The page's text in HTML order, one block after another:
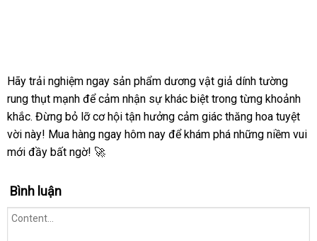
thụt
mạnh
dính
tường,
chân
thực,
thích
Hãy trải nghiệm ngay sản phẩm dương vật giả dính tường
rung thụt mạnh để cảm nhận sự khác biệt trong từng khoảnh
khắc. Đừng bỏ lỡ cơ hội tận hưởng cảm giác thăng hoa tuyệt
vời này! Mua hàng ngay hôm nay để khám phá những niềm vui
mới đầy bất ngờ! 🚀
Bình luận